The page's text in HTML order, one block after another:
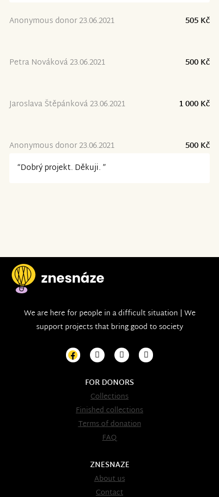
Anonymous donor 23.06.2021 505 Kč
Petra Nováková 23.06.2021 500 Kč
Jaroslava Štěpánková 23.06.2021 1 000 Kč
Anonymous donor 23.06.2021
500 Kč
“Dobrý projekt. Děkuji. ”
We are here for people in a difficult situation | We
support projects that bring good to society
FOR DONORS
Collections
Finished collections
Terms of donation
FAQ
ZNESNAZE
About us
Contact